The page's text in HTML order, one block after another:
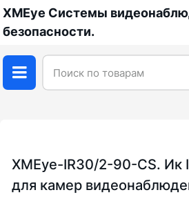
XMEye Системы
безопасности.
XMEye-IR30/2-90-CS. Ик
для камер